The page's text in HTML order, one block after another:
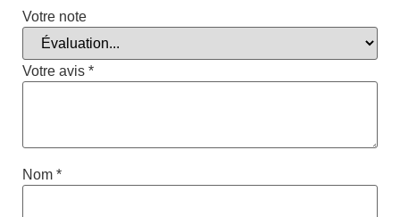
Votre note
Votre avis *
Nom *